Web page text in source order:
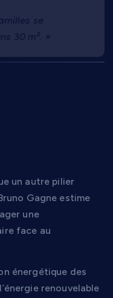
se
30 m². »
un autre pilier
Gagne estime
une
face au
énergétique des
renouvelable